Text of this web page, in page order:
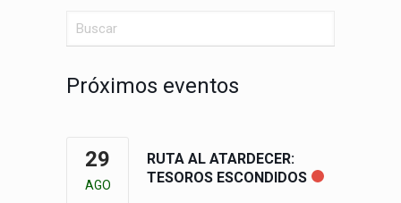
Próximos eventos
29
AGO
RUTA AL ATARDECER:
TESOROS ESCONDIDOS